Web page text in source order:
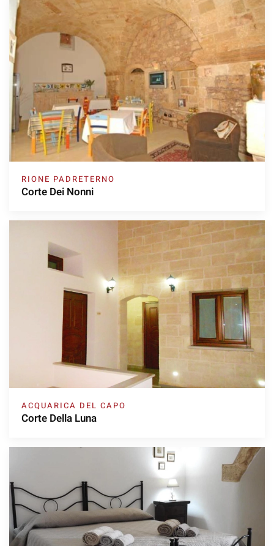
RIONE PADRETERNO
Corte Dei Nonni
ACQUARICA DEL CAPO
Corte Della Luna